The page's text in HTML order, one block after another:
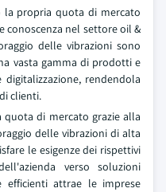
propria quota di mercato
conoscenza nel settore oil &
delle vibrazioni sono
vasta gamma di prodotti e
digitalizzazione, rendendola
clienti.
di mercato grazie alla
delle vibrazioni di alta
le esigenze dei rispettivi
verso soluzioni
efficienti attrae le imprese